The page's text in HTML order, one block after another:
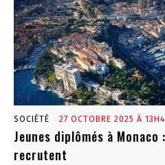
SOCIÉTÉ 27 OCTOBRE 2025 À
Jeunes diplômés à
recrutent